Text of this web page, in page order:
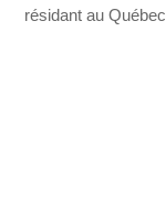
résidant au